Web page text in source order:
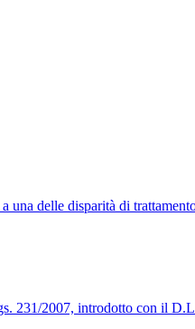
una delle disparità di
231/2007, introdotto con il